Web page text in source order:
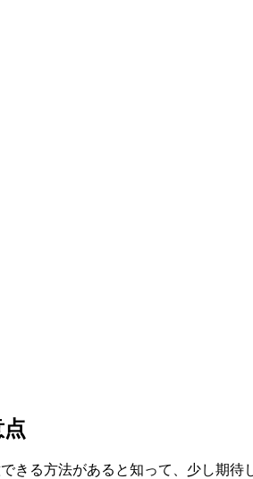
る方法があると知って、少し期待